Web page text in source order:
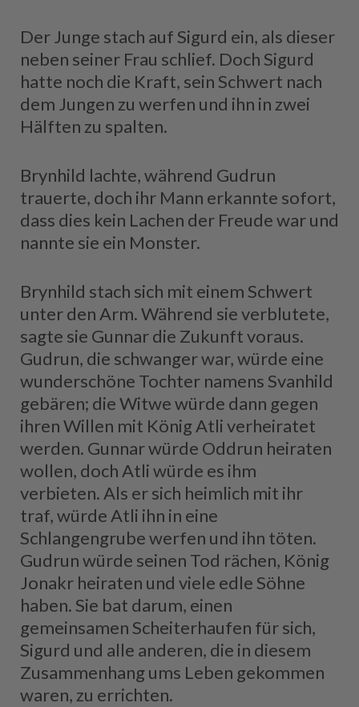
Der Junge stach auf Sigurd ein, als dieser
neben seiner Frau schlief. Doch Sigurd
hatte noch die Kraft, sein Schwert nach
dem Jungen zu werfen und ihn in zwei
Hälften zu spalten.
Brynhild lachte, während Gudrun
trauerte, doch ihr Mann erkannte sofort,
dass dies kein Lachen der Freude war und
nannte sie ein Monster.
Brynhild stach sich mit einem Schwert
unter den Arm. Während sie verblutete,
sagte sie Gunnar die Zukunft voraus.
Gudrun, die schwanger war, würde eine
wunderschöne Tochter namens Svanhild
gebären; die Witwe würde dann gegen
ihren Willen mit König Atli verheiratet
werden. Gunnar würde Oddrun heiraten
wollen, doch Atli würde es ihm
verbieten. Als er sich heimlich mit ihr
traf, würde Atli ihn in eine
Schlangengrube werfen und ihn töten.
Gudrun würde seinen Tod rächen, König
Jonakr heiraten und viele edle Söhne
haben. Sie bat darum, einen
gemeinsamen Scheiterhaufen für sich,
Sigurd und alle anderen, die in diesem
Zusammenhang ums Leben gekommen
waren, zu errichten.